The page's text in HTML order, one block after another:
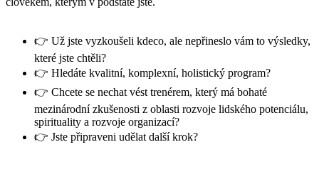
👉 Už jste vyzkoušeli kdeco, ale nepřineslo vám to výsledky,
které jste chtěli?
👉 Hledáte kvalitní, komplexní, holistický program?
👉 Chcete se nechat vést trenérem, který má bohaté
mezinárodní zkušenosti z oblasti rozvoje lidského potenciálu,
spirituality a rozvoje organizací?
👉 Jste připraveni udělat další krok?